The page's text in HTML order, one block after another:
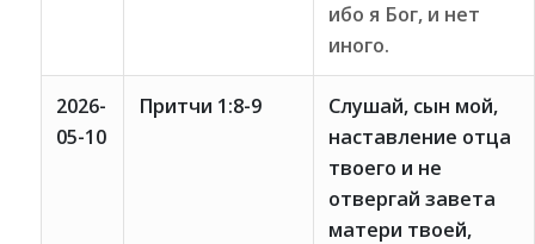
ибо я Бог, и нет
иного.
2026-
05-10
Притчи 1:8-9
Слушай, сын мой,
наставление отца
твоего и не
отвергай завета
матери твоей,